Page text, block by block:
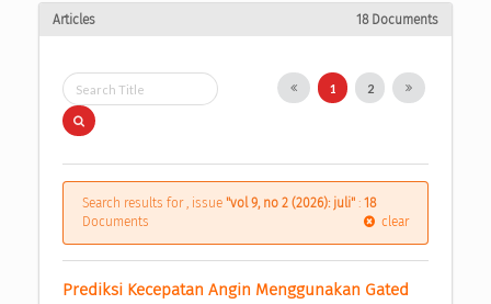
Articles 18 Documents
1 2
Search results for , issue "vol 9, no 2 (2026): juli" : 18
Documents
clear
Prediksi Kecepatan Angin Menggunakan Gated